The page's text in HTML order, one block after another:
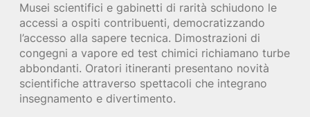
Musei scientifici e gabinetti di rarità schiudono le
accessi a ospiti contribuenti, democratizzando
l’accesso alla sapere tecnica. Dimostrazioni di
congegni a vapore ed test chimici richiamano turbe
abbondanti. Oratori itineranti presentano novità
scientifiche attraverso spettacoli che integrano
insegnamento e divertimento.